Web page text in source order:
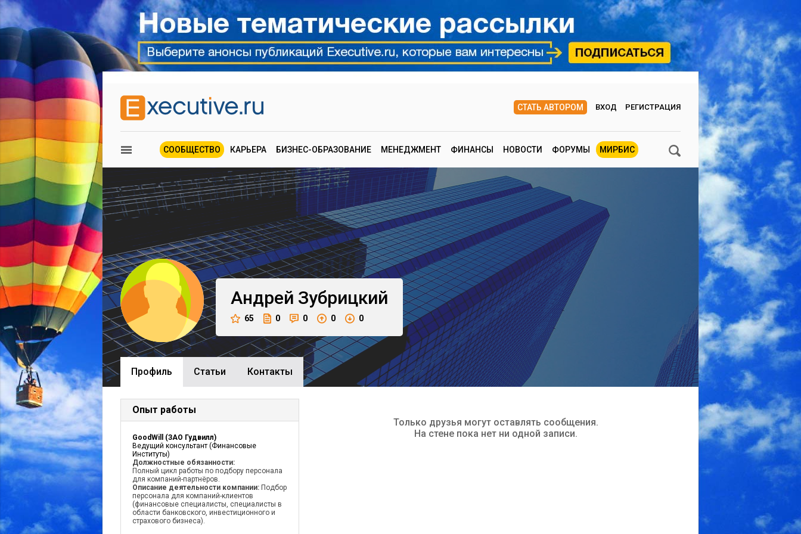
СТАТЬ АВТОРОМ ВХОД РЕГИСТРАЦИЯ
СООБЩЕСТВО КАРЬЕРА БИЗНЕС-ОБРАЗОВАНИЕ МЕНЕДЖМЕНТ ФИНАНСЫ НОВОСТИ ФОРУМЫ МИРБИС
Андрей Зубрицкий
65 0 0 0 0
Профиль Cтатьи Контакты
Опыт работы
GoodWill (ЗАО Гудвилл)
Ведущий консультант (Финансовые
Институты)
Должностные обязанности:
Полный цикл работы по подбору персонала
для компаний-партнёров.
Описание деятельности компании: Подбор
персонала для компаний-клиентов
(финансовые специалисты, специалисты в
области банковского, инвестиционного и
страхового бизнеса).
Только друзья могут оставлять сообщения.
На стене пока нет ни одной записи.